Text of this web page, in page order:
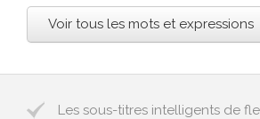
Voir tous les mots et expressions
Les sous-titres intelligents de